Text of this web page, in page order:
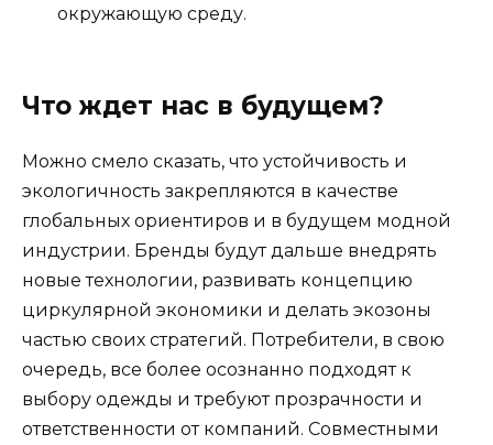
окружающую среду.
Что ждет нас в будущем?
Можно смело сказать, что устойчивость и
экологичность закрепляются в качестве
глобальных ориентиров и в будущем модной
индустрии. Бренды будут дальше внедрять
новые технологии, развивать концепцию
циркулярной экономики и делать экозоны
частью своих стратегий. Потребители, в свою
очередь, все более осознанно подходят к
выбору одежды и требуют прозрачности и
ответственности от компаний. Совместными